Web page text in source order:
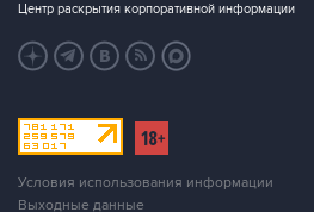
Центр раскрытия корпоративной информации
Условия использования информации
Выходные данные